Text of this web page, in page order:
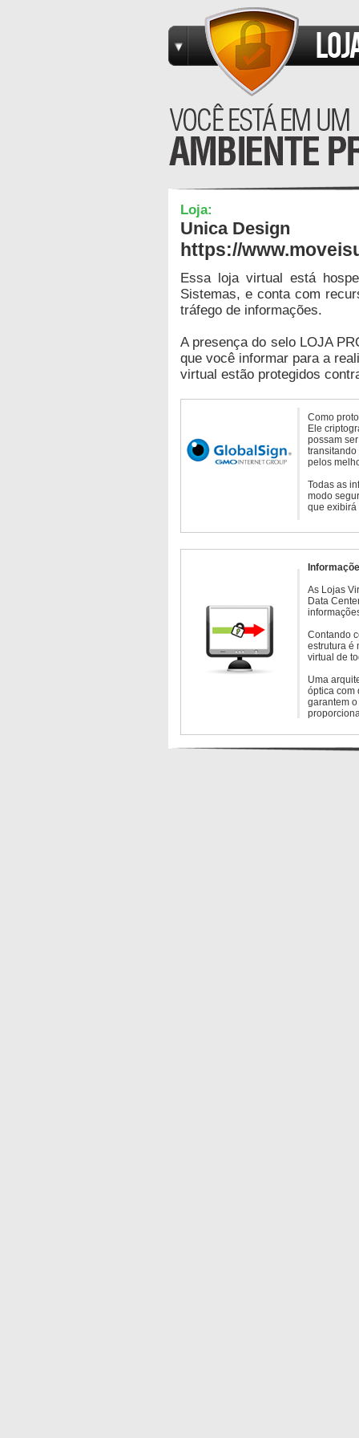
Loja:
Unica Design
https://
Essa loja virtual está
Sistemas, e conta com
tráfego de informações.
A presença do selo LOJA
que você informar para a
virtual estão protegidos
Como
Ele
possam
transitando
pelos
Todas as
modo
que exibirá
As Lojas
Data
Contando
estrutura é
virtual de
Uma
óptica com
garantem